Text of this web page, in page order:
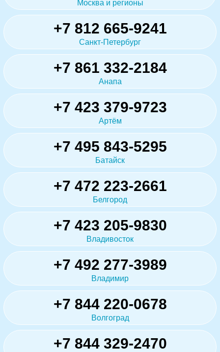
Москва и регионы
+7 812 665-9241
Санкт-Петербург
+7 861 332-2184
Анапа
+7 423 379-9723
Артём
+7 495 843-5295
Батайск
+7 472 223-2661
Белгород
+7 423 205-9830
Владивосток
+7 492 277-3989
Владимир
+7 844 220-0678
Волгоград
+7 844 329-2470